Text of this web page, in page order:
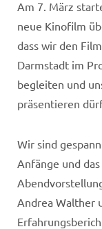
Am 7. März
neue Kinofilm
dass wir den
Darmstadt im
begleiten und
präsentieren
Wir sind
Anfänge und
Andrea Walther